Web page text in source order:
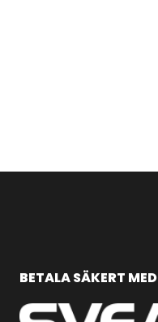
BETALA SÄKERT MED